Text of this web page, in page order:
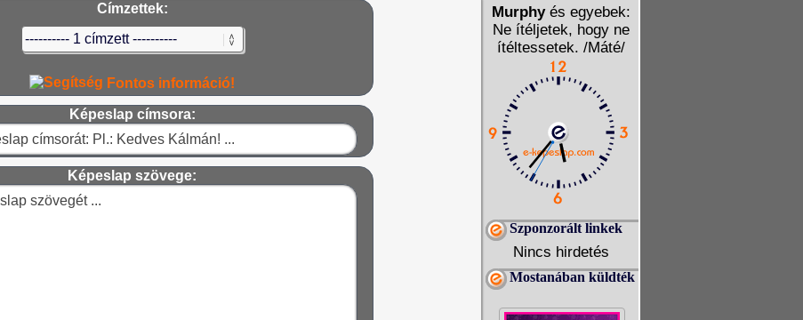
Címzettek:
Fontos információ!
Képeslap címsora:
Képeslap szövege:
Murphyés egyebek:
Ne ítéljetek, hogy ne
ítéltessetek. /Máté/
Szponzorált linkek
Nincs hirdetés
Mostanában küldték